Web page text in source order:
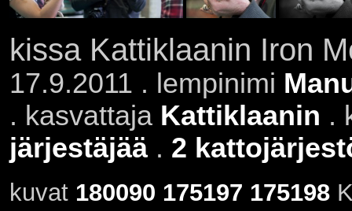
kissa Kattiklaanin Iron
17.9.2011 . lempinimi
. kasvattaja Kattiklaanin .
järjestäjää. 2
kuvat 180090 175197 175198